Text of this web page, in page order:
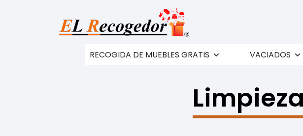
RECOGIDA DE MUEBLES GRATIS VACIADOS